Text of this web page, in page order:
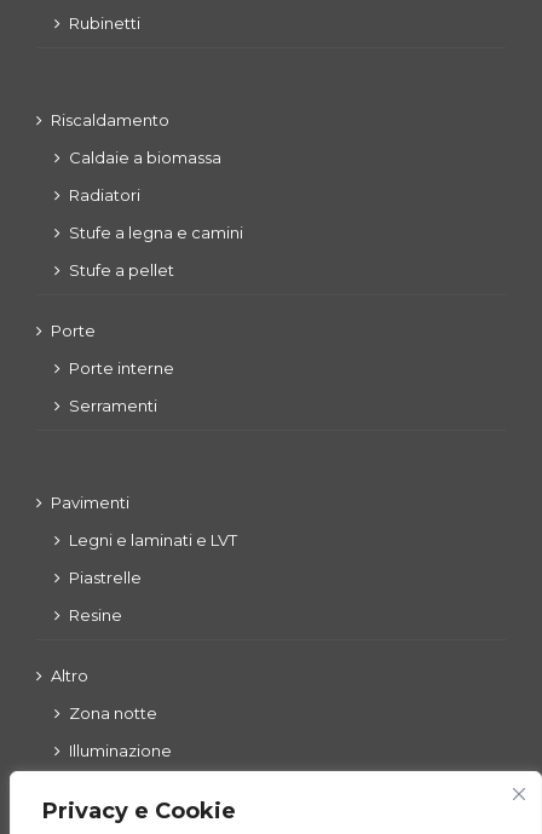
Privacy e Cookie
Rubinetti
Riscaldamento
Caldaie a biomassa
Radiatori
Stufe a legna e camini
Stufe a pellet
Porte
Porte interne
Serramenti
Pavimenti
Legni e laminati e LVT
Piastrelle
Resine
Altro
Zona notte
Illuminazione